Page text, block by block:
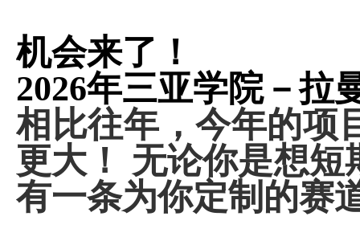
机会来了！
2026年三亚学院－拉
相比往年，今年的项
更大！ 无论你是想
有一条为你定制的赛